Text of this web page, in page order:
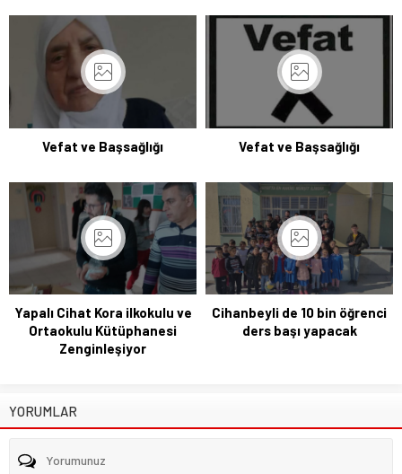
Vefat ve Başsağlığı Vefat ve Başsağlığı
Yapalı Cihat Kora ilkokulu ve
Ortaokulu Kütüphanesi
Zenginleşiyor
Cihanbeyli de 10 bin öğrenci
ders başı yapacak
YORUMLAR